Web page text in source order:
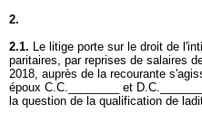
2.
2.1. Le litige porte sur le droit de
paritaires, par reprises de salaires
2018, auprès de la recourante
époux C.C.________ et
la question de la qualification de